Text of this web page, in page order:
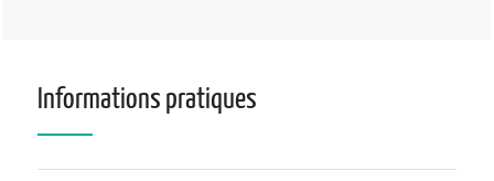
Informations pratiques